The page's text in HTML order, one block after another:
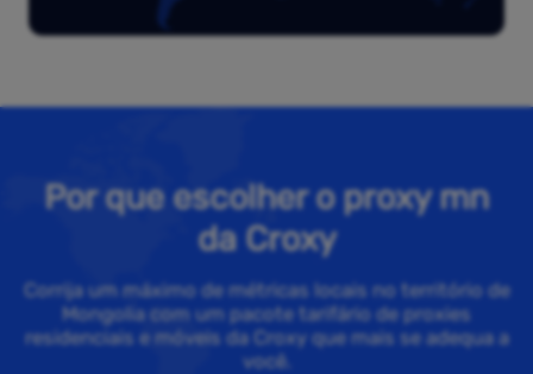
Por que escolher o proxy mn
da Croxy
Corrija um máximo de métricas locais no território de
Mongolia com um pacote tarifário de proxies
residenciais e móveis da Croxy que mais se adequa a
você.